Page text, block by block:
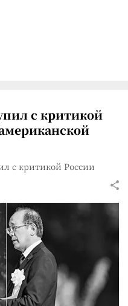
с критикой
с критикой России